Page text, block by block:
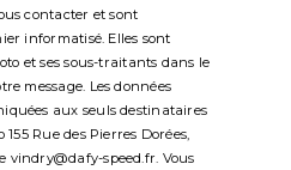
contacter et sont
informatisé. Elles sont
et ses sous-traitants dans le
message. Les données
aux seuls destinataires
Rue des Pierres Dorées,
speed.fr. Vous